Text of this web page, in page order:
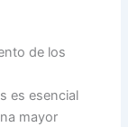
de los
es esencial
mayor